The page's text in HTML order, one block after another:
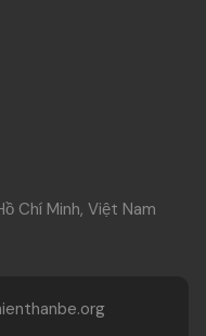
Chí Minh, Việt Nam